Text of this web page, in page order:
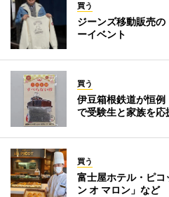
買う
ジーンズ移動販売の
ーイベント
買う
伊豆箱根鉄道が恒
で受験生と家族を応
買う
富士屋ホテル・ピ
ン オ マロン」など